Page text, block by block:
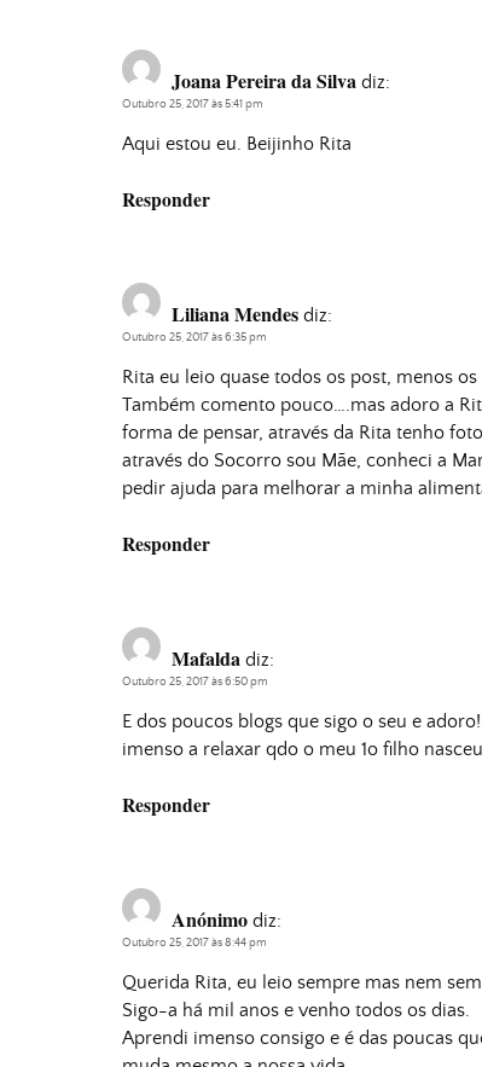
Joana Pereira da Silva diz:
Outubro 25, 2017 às 5:41 pm
Aqui estou eu. Beijinho Rita
Responder
Liliana Mendes diz:
Outubro 25, 2017 às 6:35 pm
Rita eu leio quase todos os post, menos
Também comento pouco….mas adoro a
forma de pensar, através da Rita tenho
através do Socorro sou Mãe, conheci a
pedir ajuda para melhorar a minha
Responder
Mafalda diz:
Outubro 25, 2017 às 6:50 pm
E dos poucos blogs que sigo o seu e
imenso a relaxar qdo o meu 1o filho
Responder
Anónimo diz:
Outubro 25, 2017 às 8:44 pm
Querida Rita, eu leio sempre mas nem
Sigo-a há mil anos e venho todos os dias.
Aprendi imenso consigo e é das poucas